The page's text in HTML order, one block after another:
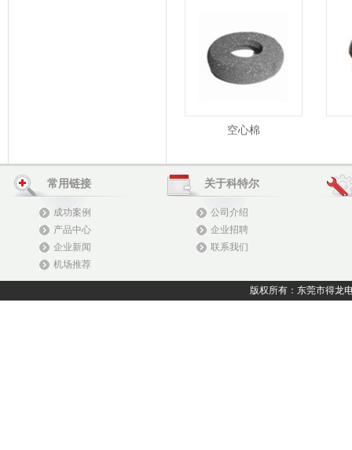
空心棉
常用链接
成功案例
产品中心
企业新闻
机场推荐
关于科特尔
公司介绍
企业招聘
联系我们
版权所有：东莞市得龙